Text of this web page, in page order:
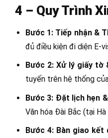
4 – Quy Trình
Bước 1: Tiếp nhận &
đủ điều kiện đi diện E-
Bước 2: Xử lý giấy tờ
tuyến trên hệ thống
Bước 3: Đặt lịch hẹn
Văn hóa Đài Bắc (tại Hà
Bước 4: Bàn giao kết